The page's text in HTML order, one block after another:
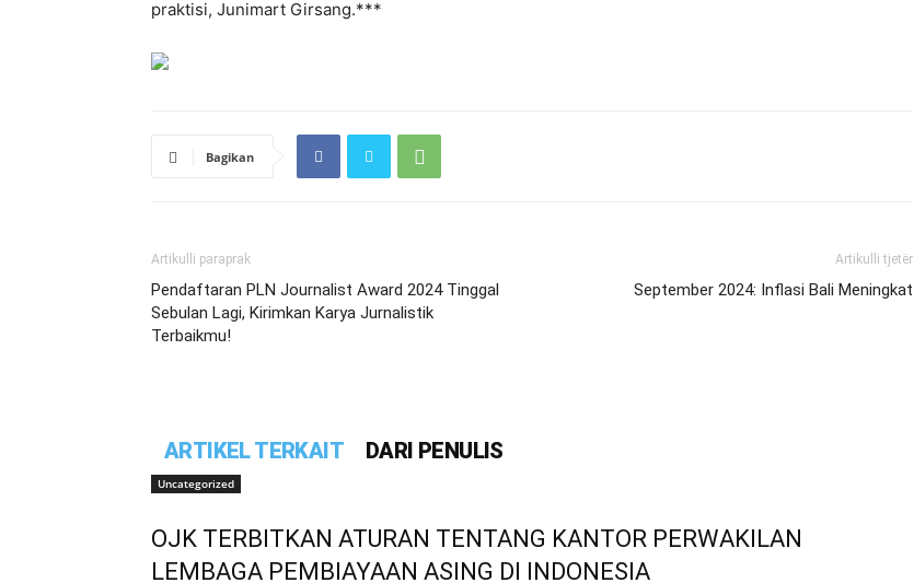
praktisi, Junimart Girsang.***
Bagikan
Artikulli paraprak
Pendaftaran PLN Journalist Award 2024 Tinggal
Sebulan Lagi, Kirimkan Karya Jurnalistik
Terbaikmu!
Artikulli tjetër
September 2024: Inflasi Bali Meningkat
ARTIKEL TERKAIT DARI PENULIS
Uncategorized
OJK TERBITKAN ATURAN TENTANG KANTOR PERWAKILAN
LEMBAGA PEMBIAYAAN ASING DI INDONESIA